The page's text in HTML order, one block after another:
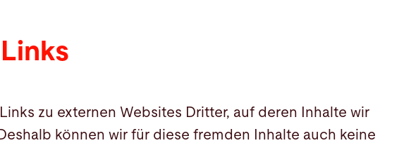
zu externen Websites Dritter, auf deren Inhalte wir
können wir für diese fremden Inhalte auch keine